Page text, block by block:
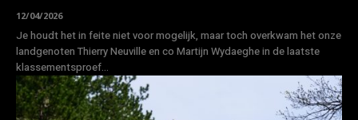
12/04/2026
Je houdt het in feite niet voor mogelijk, maar toch overkwam het onze
landgenoten Thierry Neuville en co Martijn Wydaeghe in de laatste
klassementsproef...